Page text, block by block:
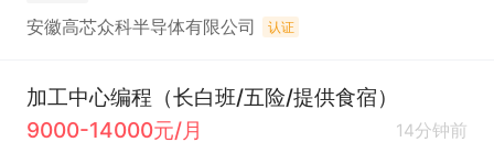
安徽高芯众科半导体有限公司 认证
加工中心编程（长白班/五险/提供食宿）
9000-14000元/月
14分钟前